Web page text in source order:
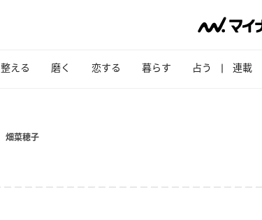
整える 磨く 恋する 暮らす 占う 連載
畑菜穂子